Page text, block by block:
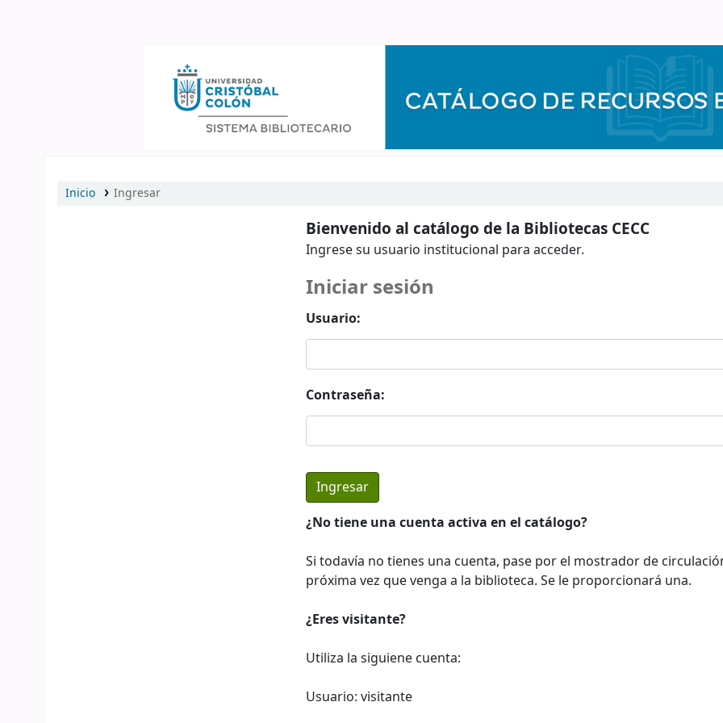
Inicio Ingresar
Bienvenido al catálogo de la Bibliotecas CECC
Ingrese su usuario institucional para acceder.
Iniciar sesión
Usuario:
Contraseña:
¿No tiene una cuenta activa en el catálogo?
Si todavía no tienes una cuenta, pase por el mostrador de
próxima vez que venga a la biblioteca. Se le proporcionará una.
¿Eres visitante?
Utiliza la siguiene cuenta:
Usuario: visitante